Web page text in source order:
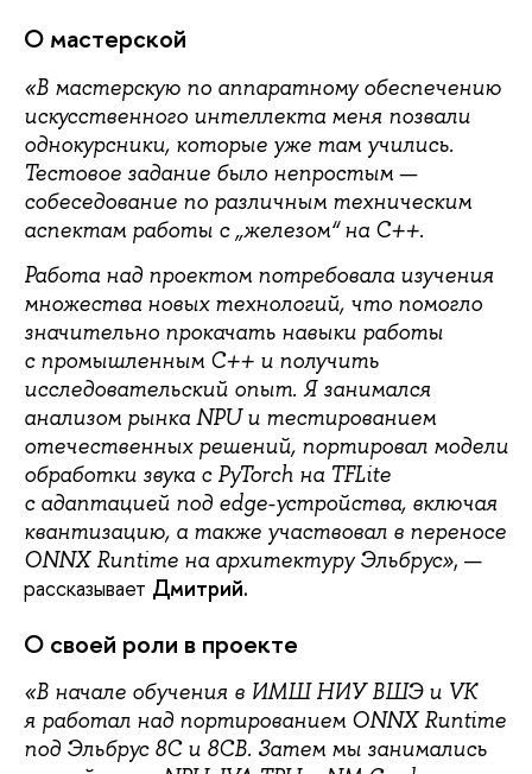
О мастерской
«В мастерскую по аппаратному обеспечению
искусственного интеллекта меня позвали
однокурсники, которые уже там учились.
Тестовое задание было непростым —
собеседование по различным техническим
аспектам работы с „железом“ на C++.
Работа над проектом потребовала изучения
множества новых технологий, что помогло
значительно прокачать навыки работы
с промышленным C++ и получить
исследовательский опыт. Я занимался
анализом рынка NPU и тестированием
отечественных решений, портировал модели
обработки звука с PyTorch на TFLite
с адаптацией под edge-устройства, включая
квантизацию, а также участвовал в переносе
ONNX Runtime на архитектуру Эльбрус», —
рассказывает Дмитрий.
О своей роли в проекте
«В начале обучения в ИМШ НИУ ВШЭ и VK
я работал над портированием ONNX Runtime
под Эльбрус 8С и 8СВ. Затем мы занимались